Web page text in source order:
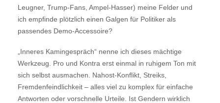
Leugner, Trump-Fans, Ampel-Hasser) meine Felder und
ich empfinde plötzlich einen Galgen für Politiker als
passendes Demo-Accessoire?
„Inneres Kamingespräch“ nenne ich dieses mächtige
Werkzeug. Pro und Kontra erst einmal in ruhigem Ton mit
sich selbst ausmachen. Nahost-Konflikt, Streiks,
Fremdenfeindlichkeit – alles viel zu komplex für einfache
Antworten oder vorschnelle Urteile. Ist Gendern wirklich